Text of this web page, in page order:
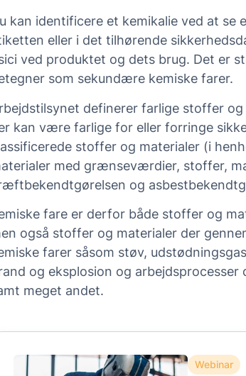
kan identificere et kemikalie ved at se
eller i det tilhørende
ved produktet og dets brug. Det er
som sekundære kemiske farer.
definerer farlige stoffer
kan være farlige for eller forringe
stoffer og materialer (i
med grænseværdier, stoffer,
og
fare er derfor både stoffer og
også stoffer og materialer der
farer såsom støv,
og eksplosion og
meget andet.
Webinar